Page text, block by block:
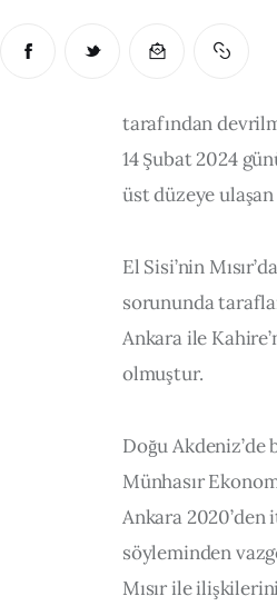
tarafından
14 Şubat 2024
üst düzeye
El Sisi’nin
sorununda
Ankara ile
olmuştur.
Doğu Akdeniz’de
Münhasır
Ankara
söyleminden
Mısır ile